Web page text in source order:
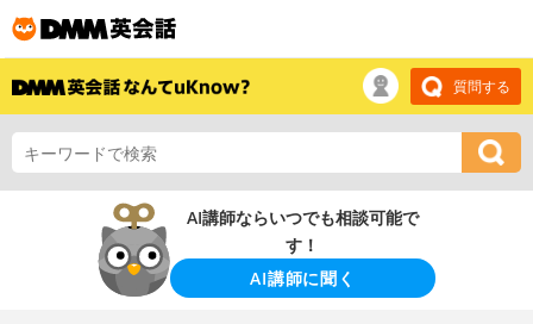
質問する
AI講師ならいつでも相談可能で
す！
AI講師に聞く